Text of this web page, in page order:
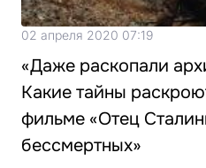
02 апреля 2020 07:19
«Даже раскопали
Какие тайны
фильме «Отец
бессмертных»